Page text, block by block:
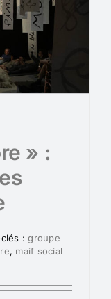
» :
clés :groupe
, maif social